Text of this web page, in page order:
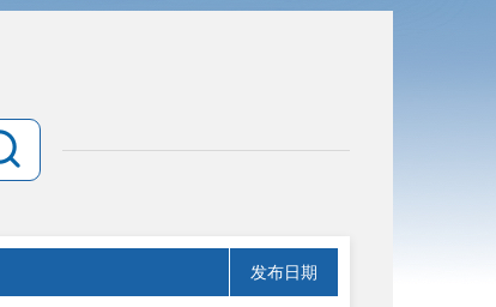
发布日期